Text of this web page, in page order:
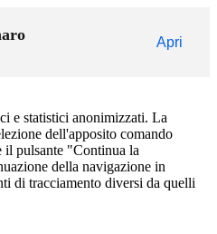
Apri
e statistici anonimizzati. La
dell'apposito comando
pulsante "Continua la
della navigazione in
di tracciamento diversi da quelli